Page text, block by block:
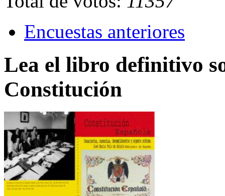
Encuestas anteriores
Lea el libro definitivo
Constitución